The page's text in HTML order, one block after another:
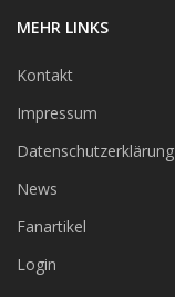
MEHR LINKS
Kontakt
Impressum
Datenschutzerklärung
News
Fanartikel
Login